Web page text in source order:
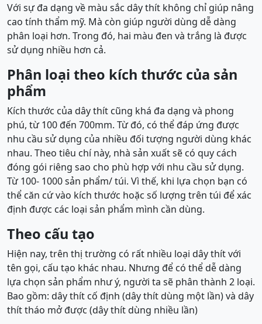
Với sự đa dạng về màu sắc dây thít không chỉ giúp nâng
cao tính thẩm mỹ. Mà còn giúp người dùng dễ dàng
phân loại hơn. Trong đó, hai màu đen và trắng là được
sử dụng nhiều hơn cả.
Phân loại theo kích thước của sản
phẩm
Kích thước của dây thít cũng khá đa dạng và phong
phú, từ 100 đến 700mm. Từ đó, có thể đáp ứng được
nhu cầu sử dụng của nhiều đối tượng người dùng khác
nhau. Theo tiêu chí này, nhà sản xuất sẽ có quy cách
đóng gói riêng sao cho phù hợp với nhu cầu sử dụng.
Từ 100- 1000 sản phẩm/ túi. Vì thế, khi lựa chọn bạn có
thể căn cứ vào kích thước hoặc số lượng trên túi để xác
định được các loại sản phẩm mình cần dùng.
Theo cấu tạo
Hiện nay, trên thị trường có rất nhiều loại dây thít với
tên gọi, cấu tạo khác nhau. Nhưng để có thể dễ dàng
lựa chọn sản phẩm như ý, người ta sẽ phân thành 2 loại.
Bao gồm: dây thít cố định (dây thít dùng một lần) và dây
thít tháo mở được (dây thít dùng nhiều lần)